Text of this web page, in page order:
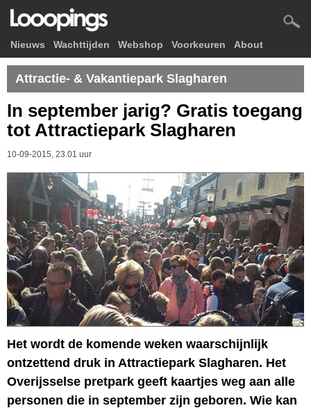
Nieuws Wachttijden Webshop Voorkeuren About
Attractie- & Vakantiepark Slagharen
In september jarig? Gratis toegang
tot Attractiepark Slagharen
10-09-2015, 23.01 uur
Het wordt de komende weken waarschijnlijk
ontzettend druk in Attractiepark Slagharen. Het
Overijsselse pretpark geeft kaartjes weg aan alle
personen die in september zijn geboren. Wie kan